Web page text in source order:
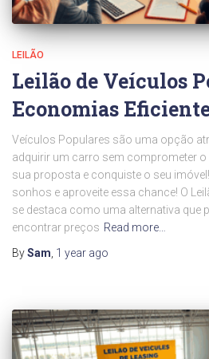
LEILÃO
Leilão de Veículos
Economias
Veículos Populares são uma opção
adquirir um carro sem comprometer
sua proposta e conquiste o seu
sonhos e aproveite essa chance! O
se destaca como uma alternativa que
encontrar preços Read more…
BySam 1 year ago